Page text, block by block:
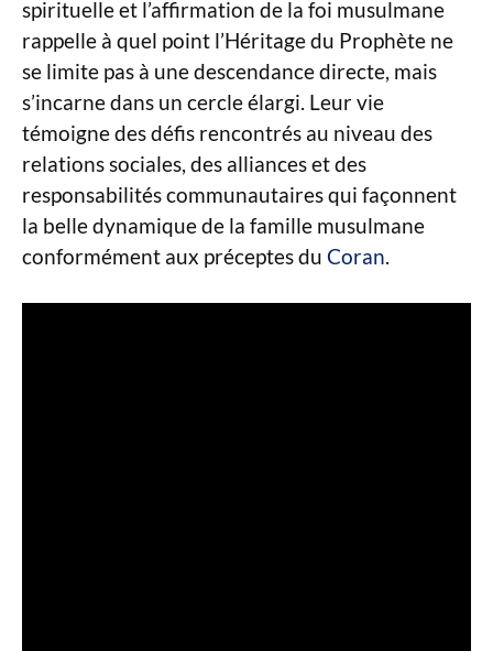
spirituelle et l’affirmation de la foi musulmane
rappelle à quel point l’Héritage du Prophète ne
se limite pas à une descendance directe, mais
s’incarne dans un cercle élargi. Leur vie
témoigne des défis rencontrés au niveau des
relations sociales, des alliances et des
responsabilités communautaires qui façonnent
la belle dynamique de la famille musulmane
conformément aux préceptes du Coran